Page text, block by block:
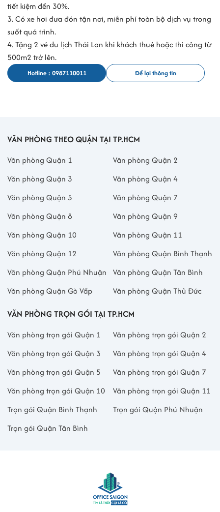
tiết kiệm đến 30%.
3. Có xe hơi đưa đón tận nơi, miễn phí toàn bộ dịch vụ trong
suốt quá trình.
4. Tặng 2 vé du lịch Thái Lan khi khách thuê hoặc thi công từ
500m2 trở lên.
Hotline : 0987110011 Để lại thông tin
VĂN PHÒNG THEO QUẬN TẠI TP.HCM
Văn phòng Quận 1
Văn phòng Quận 2
Văn phòng Quận 3
Văn phòng Quận 4
Văn phòng Quận 5
Văn phòng Quận 7
Văn phòng Quận 8
Văn phòng Quận 9
Văn phòng Quận 10
Văn phòng Quận 11
Văn phòng Quận 12
Văn phòng Quận Bình Thạnh
Văn phòng Quận Phú Nhuận
Văn phòng Quận Tân Bình
Văn phòng Quận Gò Vấp
Văn phòng Quận Thủ Đức
VĂN PHÒNG TRỌN GÓI TẠI TP.HCM
Văn phòng trọn gói Quận 1
Văn phòng trọn gói Quận 2
Văn phòng trọn gói Quận 3
Văn phòng trọn gói Quận 4
Văn phòng trọn gói Quận 5
Văn phòng trọn gói Quận 7
Văn phòng trọn gói Quận 10
Văn phòng trọn gói Quận 11
Trọn gói Quận Bình Thạnh
Trọn gói Quận Phú Nhuận
Trọn gói Quận Tân Bình